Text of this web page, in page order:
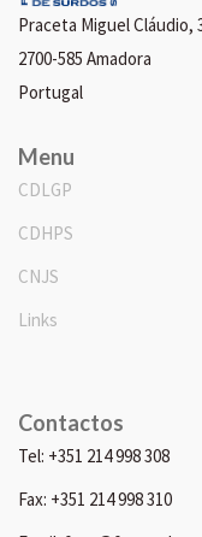
Praceta Miguel Cláudio,
2700-585 Amadora
Portugal
Menu
CDLGP
CDHPS
CNJS
Links
Contactos
Tel: +351 214 998 308
Fax: +351 214 998 310